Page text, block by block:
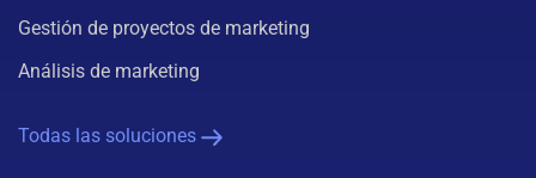
Gestión de proyectos de marketing
Análisis de marketing
Todas las soluciones